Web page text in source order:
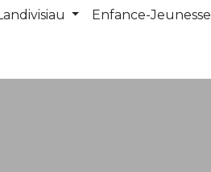
Enfance-Jeunesse